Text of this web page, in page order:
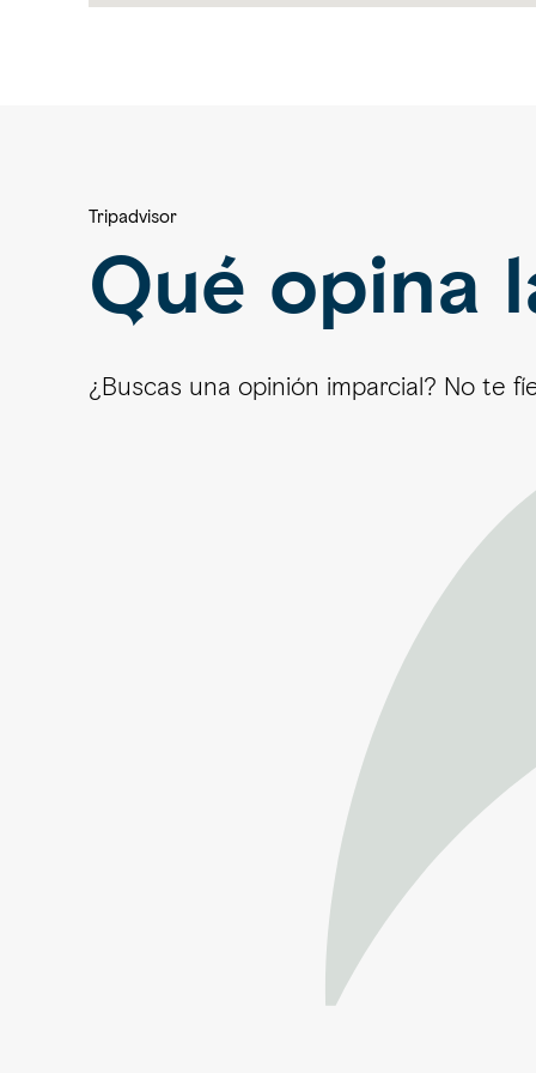
Tripadvisor
Qué opina
¿Buscas una opinión imparcial? No te